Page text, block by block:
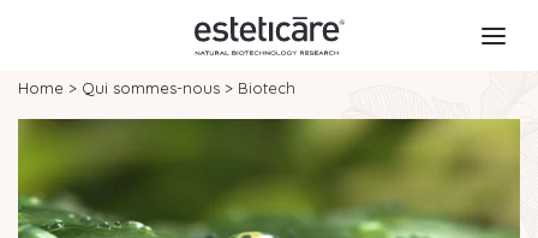
Home > Qui sommes-nous > Biotech